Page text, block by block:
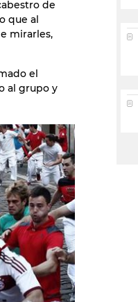
de
que al
mirarles,
el
al grupo y